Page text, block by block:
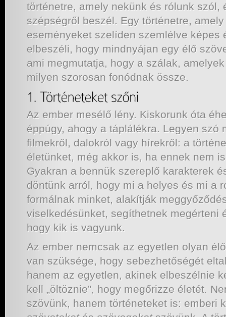
történetre, amely nekünk és rólunk szól,
szépségről beszél. Egy történetre,
eseményeket szelíden szemlélve képes
elbeszéli, hogy mindnyájan egy élő
ami megmutatja, hogy a szálak,
milyen szorosan fonódnak össze.
Az ember mesélő lény. Kiskorunk óta
éppúgy, ahogy a táplálékra. Legyen szó
filmekről, dalokról vagy hírekről: a
életünket, még akkor is, ha ennek nem
Gyakran a bennük szereplő karakterek
döntünk arról, hogy mi a helyes és mi a
formálnak minket, alakítják
viselkedésünket, segíthetnek megérteni
hogy kik is vagyunk.
Az ember nemcsak az egyetlen olyan
van szüksége, hogy sebezhetőségét
hanem az egyetlen, akinek elbeszélnie
kell „öltöznie”, hogy megőrizze életét.
szövünk, hanem történeteket is: emberi